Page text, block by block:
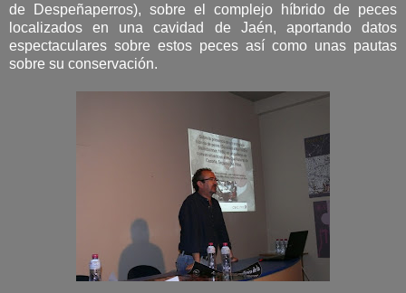
de Despeñaperros), sobre el complejo híbrido de peces
localizados en una cavidad de Jaén, aportando datos
espectaculares sobre estos peces así como unas pautas
sobre su conservación.